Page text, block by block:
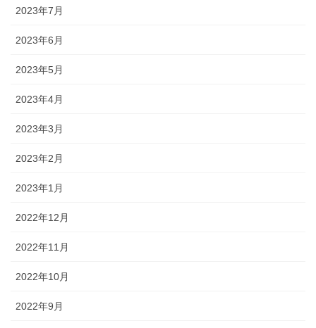
2023年7月
2023年6月
2023年5月
2023年4月
2023年3月
2023年2月
2023年1月
2022年12月
2022年11月
2022年10月
2022年9月